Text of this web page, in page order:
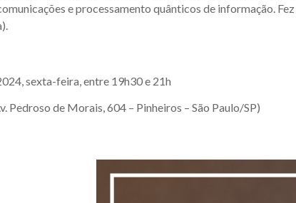
e processamento quânticos de informação.
sexta-feira, entre 19h30 e 21h
Pedroso de Morais, 604 – Pinheiros – São Paulo/SP)